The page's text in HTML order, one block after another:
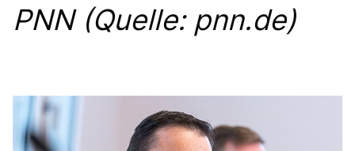
Kleine Anfragen
PNN (Quelle: pnn.de)